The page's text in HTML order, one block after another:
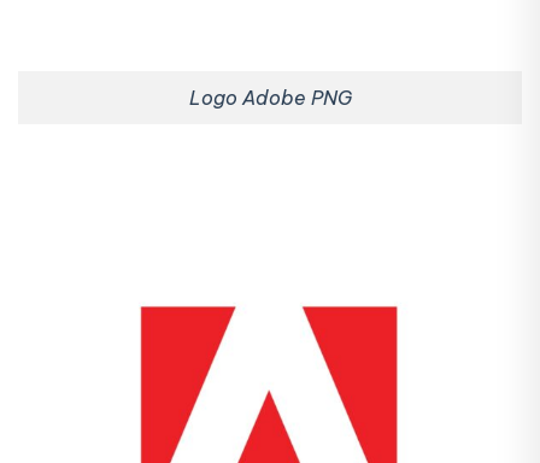
Logo Adobe PNG